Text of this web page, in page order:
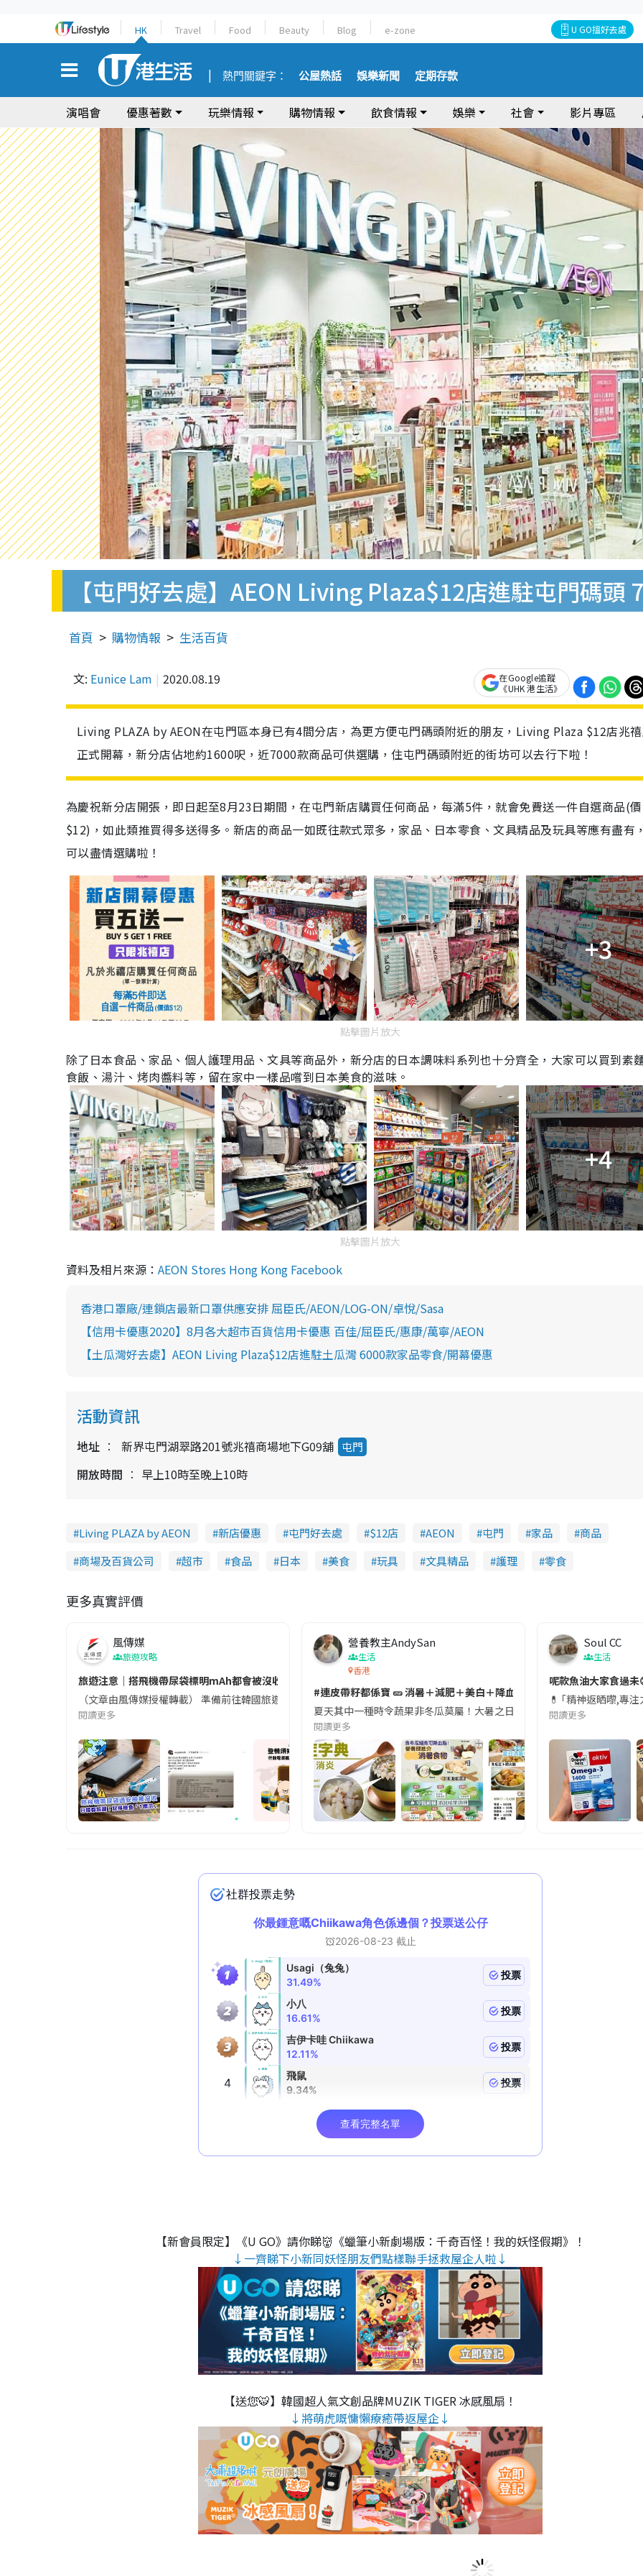
HK Travel Food Beauty Blog e-zone U GO搵好去處
熱門關鍵字： 公屋熱話 娛樂新聞 定期存款
演唱會 優惠著數 玩樂情報 購物情報 飲食情報 娛樂 社會 影片專區
【屯門好去處】AEON Living Plaza$12店進駐屯門碼
首頁 購物情報 生活百貨
文: Eunice Lam 2020.08.19
在Google追蹤
《UHK 港生活》
Living PLAZA by AEON在屯門區本身已有4間分店，為更方便屯門碼頭附近的朋友，Living Plaza $12店兆
正式開幕，新分店佔地約1600呎，近7000款商品可供選購，住屯門碼頭附近的街坊可以去行下啦！
為慶祝新分店開張，即日起至8月23日期間，在屯門新店購買任何商品，每滿5件，就會免費送一件自選商品(
$12)，如此類推買得多送得多。新店的商品一如既往款式眾多，家品、日本零食、文具精品及玩具等應有盡有
可以盡情選購啦！
+3
點擊圖片放大
除了日本食品、家品、個人護理用品、文具等商品外，新分店的日本調味料系列也十分齊全，大家可以買到素
食飯、湯汁、烤肉醬料等，留在家中一樣品嚐到日本美食的滋味。
+4
點擊圖片放大
資料及相片來源： AEON Stores Hong Kong Facebook
香港口罩廠/連鎖店最新口罩供應安排 屈臣氏/AEON/LOG-ON/卓悅/Sasa
【信用卡優惠2020】8月各大超市百貨信用卡優惠 百佳/屈臣氏/惠康/萬寧/AEON
【土瓜灣好去處】AEON Living Plaza$12店進駐土瓜灣 6000款家品零食/開幕優惠
活動資訊
地址 新界屯門湖翠路201號兆禧商場地下G09舖 屯門
開放時間 早上10時至晚上10時
Living PLAZA by AEON 新店優惠 屯門好去處 $12店 AEON 屯門 家品
商品
商場及百貨公司
超市 食品 日本 美食 玩具 文具精品 護理 零食
更多真實評價
風傳媒
旅遊攻略
旅遊注意｜搭飛機帶尿袋標明mAh都會被沒收😱出發前切記檢查「1標示」🚨
（文章由風傳媒授權轉載） 準備前往韓國旅遊的民眾，近期要特別留意隨身行李中的行動電源。一名旅客日前在機場安檢
閱讀更多
營養教主AndySan
生活
香港
#連皮帶籽都係寶 🥒 消暑＋減肥＋美白＋降血脂
夏天其中一種時令蔬果非冬瓜莫屬！大暑之日，點都要飲碗冬瓜湯消暑
閱讀更多
Soul CC
生活
呢款魚油大家食過未
💊 ｢精神返晒嚟,專
閱讀更多
【新會員限定】《U GO》請你睇👹《蠟筆小新劇場版：千奇百怪！我的妖怪假期》！
↓一齊睇下小新同妖怪朋友們點樣聯手拯救屋企人啦↓
【送您🐯】韓國超人氣文創品牌MUZIK TIGER 冰感風扇！
↓將萌虎嘅慵懶療癒帶返屋企↓